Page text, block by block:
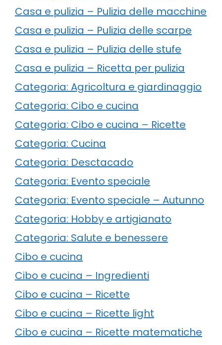
Casa e pulizia – Pulizia delle macchine
Casa e pulizia – Pulizia delle scarpe
Casa e pulizia – Pulizia delle stufe
Casa e pulizia – Ricetta per pulizia
Categoria: Agricoltura e giardinaggio
Categoria: Cibo e cucina
Categoria: Cibo e cucina – Ricette
Categoria: Cucina
Categoria: Desctacado
Categoria: Evento speciale
Categoria: Evento speciale – Autunno
Categoria: Hobby e artigianato
Categoria: Salute e benessere
Cibo e cucina
Cibo e cucina – Ingredienti
Cibo e cucina – Ricette
Cibo e cucina – Ricette light
Cibo e cucina – Ricette matematiche